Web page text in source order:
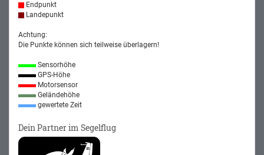
Endpunkt
Landepunkt
Achtung:
Die Punkte können sich teilweise überlagern!
Sensorhöhe
GPS-Höhe
Motorsensor
Geländehöhe
gewertete Zeit
Dein Partner im Segelflug